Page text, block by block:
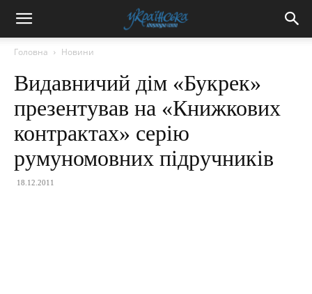
Головна Новини
Видавничий дім «Букрек»
презентував на «Книжкових
контрактах» серію
румуномовних підручників
18.12.2011